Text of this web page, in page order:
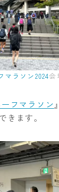
マラソン2024会
フマラソン
きます。